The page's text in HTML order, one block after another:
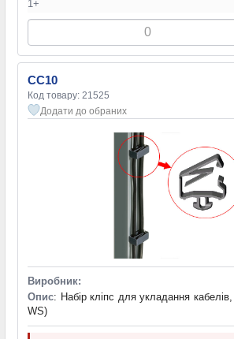
1+
CC10
Код товару: 21525
Додати до обраних
Виробник:
Опис: Набір кліпс для укладання
WS)